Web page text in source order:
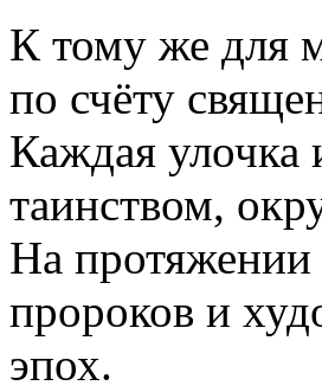
К тому же для
по счёту
Каждая улочка
таинством,
На протяжении
пророков и
эпох.